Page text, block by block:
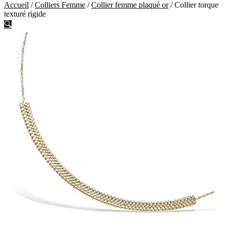
Accueil /Colliers Femme /Collier femme plaqué or/Collier torque
texturé rigide
🔍